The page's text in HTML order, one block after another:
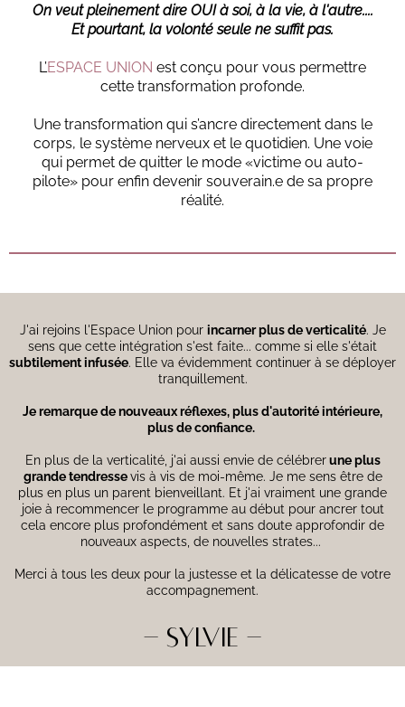
On veut pleinement dire OUI à soi, à la vie, à l'autre....
Et pourtant, la volonté seule ne suffit pas.
L’ESPACE UNION est conçu pour vous permettre
cette transformation profonde.
Une transformation qui s’ancre directement dans le
corps, le système nerveux et le quotidien. Une voie
qui permet de quitter le mode «victime ou auto-
pilote» pour enfin devenir souverain.e de sa propre
réalité.
J'ai rejoins l'Espace Union pour incarner plus de verticalité. Je
sens que cette intégration s'est faite... comme si elle s'était
subtilement infusée. Elle va évidemment continuer à se déployer
tranquillement.
Je remarque de nouveaux réflexes, plus d'autorité intérieure,
plus de confiance.
En plus de la verticalité, j'ai aussi envie de célébrerune plus
grande tendressevis à vis de moi-même. Je me sens être de
plus en plus un parent bienveillant. Et j'ai vraiment une grande
joie à recommencer le programme au début pour ancrer tout
cela encore plus profondément et sans doute approfondir de
nouveaux aspects, de nouvelles strates...
Merci à tous les deux pour la justesse et la délicatesse de votre
accompagnement.
- SYLVIE -